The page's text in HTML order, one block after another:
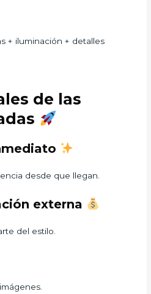
+ iluminación + detalles
de las
desde que llegan.
externa
del estilo.